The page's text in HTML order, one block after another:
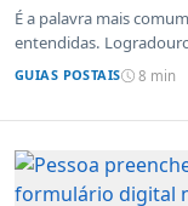
É a palavra mais
entendidas.
GUIAS POSTAIS 8 min